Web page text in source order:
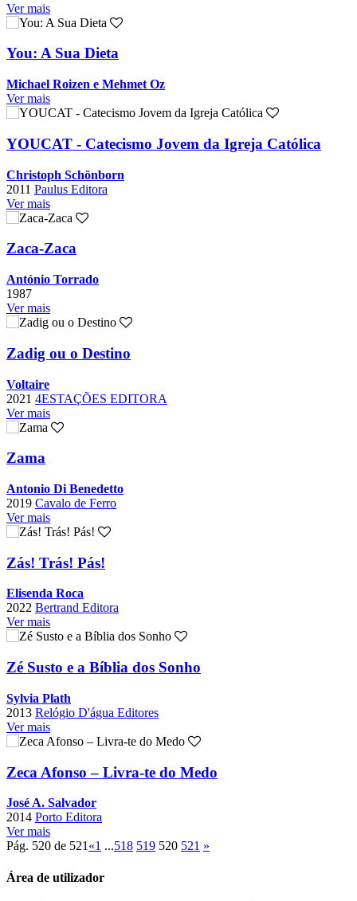
Ver mais
You: A Sua Dieta
Michael Roizen e Mehmet Oz
Ver mais
YOUCAT - Catecismo Jovem da Igreja Católica
Christoph Schönborn
2011 Paulus Editora
Ver mais
Zaca-Zaca
António Torrado
1987
Ver mais
Zadig ou o Destino
Voltaire
2021 4ESTAÇÕES EDITORA
Ver mais
Zama
Antonio Di Benedetto
2019 Cavalo de Ferro
Ver mais
Zás! Trás! Pás!
Elisenda Roca
2022 Bertrand Editora
Ver mais
Zé Susto e a Bíblia dos Sonho
Sylvia Plath
2013 Relógio D'água Editores
Ver mais
Zeca Afonso – Livra-te do Medo
José A. Salvador
2014 Porto Editora
Ver mais
Pág. 520 de 521 «1 ...518 519 520 521 »
Área de utilizador